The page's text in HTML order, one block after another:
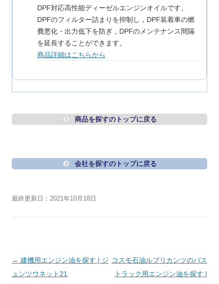
DPF対応高性能ディーゼルエンジンオイルです。
DPFのフィルター詰まりを抑制し，DPF装着車の燃
費悪化・出力低下を防ぎ，DPFのメンテナンス間隔
を延長することができます。
商品詳細はこちらから
商品を探すのトップに戻る
会社を探すのトップに戻る
最終更新日：2021年10月18日
投
稿
← 建機用エンジン油を探す | ジ
ュンツウネット21
コスモ石油ルブリカンツのバス
トラック用エンジン油を探す |